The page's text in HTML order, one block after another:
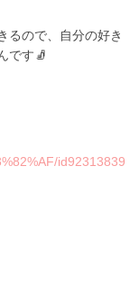
るので、自分の好き
です🧦
id92313839